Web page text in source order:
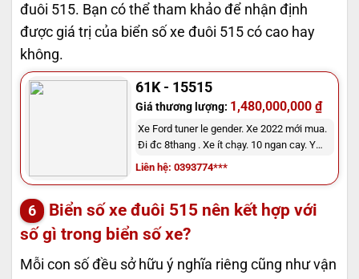
đuôi 515. Bạn có thể tham khảo để nhận định
được giá trị của biển số xe đuôi 515 có cao hay
không.
61K - 15515
Giá thương lượng: 1,480,000,000 ₫
Xe Ford tuner le gender. Xe 2022 mới mua.
Đi đc 8thang . Xe ít chạy. 10 ngan cay. Y
mới
Liên hệ: 0393774***
Biển số xe đuôi 515 nên kết hợp với
số gì trong biển số xe?
Mỗi con số đều sở hữu ý nghĩa riêng cũng như vận